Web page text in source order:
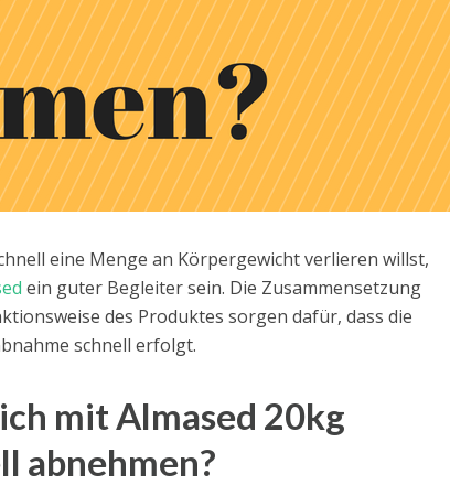
eine Menge an Körpergewicht verlieren willst,
ein guter Begleiter sein. Die Zusammensetzung
des Produktes sorgen dafür, dass die
schnell erfolgt.
mit Almased 20kg
abnehmen?